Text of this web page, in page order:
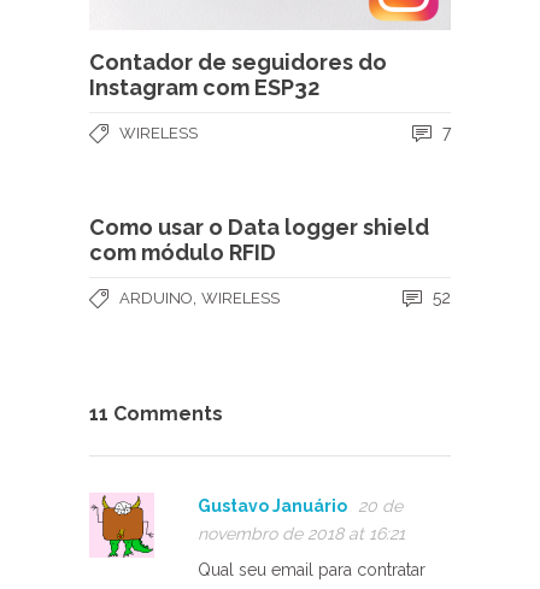
Contador de seguidores do
Instagram com ESP32
WIRELESS 7
Como usar o Data logger shield
com módulo RFID
ARDUINO WIRELESS 52
11 Comments
Gustavo Januário
20 de
novembro de 2018 at 16:21
Qual seu email para contratar